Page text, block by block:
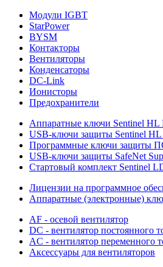
Модули IGBT
StarPower
BYSM
Контакторы
Вентиляторы
Конденсаторы
DC-Link
Ионисторы
Предохранители
Аппаратные ключи Sentinel HL
USB-ключи защиты Sentinel
Программные ключи защиты
USB-ключи защиты SafeNet
Стартовый комплект Sentinel
Лицензии на программное
Аппаратные (электронные)
AF - осевой вентилятор
DC - вентилятор постоянного
AC - вентилятор переменного
Аксессуары для вентиляторов